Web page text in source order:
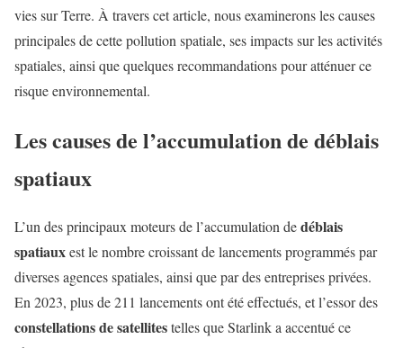
vies sur Terre. À travers cet article, nous examinerons les causes
principales de cette pollution spatiale, ses impacts sur les activités
spatiales, ainsi que quelques recommandations pour atténuer ce
risque environnemental.
Les causes de l’accumulation de déblais
spatiaux
L’un des principaux moteurs de l’accumulation dedéblais
spatiauxest le nombre croissant de lancements programmés par
diverses agences spatiales, ainsi que par des entreprises privées.
En 2023, plus de 211 lancements ont été effectués, et l’essor des
constellations de satellitestelles que Starlink a accentué ce